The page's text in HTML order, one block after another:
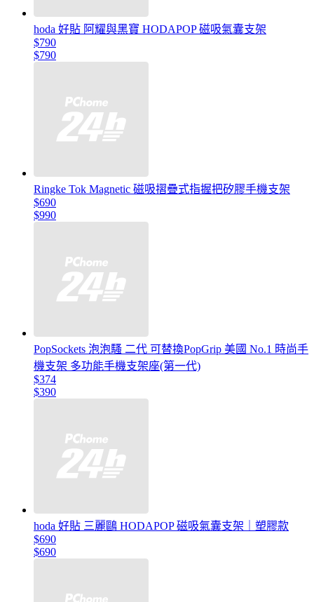
hoda 好貼 阿耀與黑寶 HODAPOP 磁吸氣囊支架
$790
$790
Ringke Tok Magnetic 磁吸摺疊式指握把矽膠手機支架
$690
$990
PopSockets 泡泡騷 二代 可替換PopGrip 美國 No.1 時尚手
機支架 多功能手機支架座(第一代)
$374
$390
hoda 好貼 三麗鷗 HODAPOP 磁吸氣囊支架｜塑膠款
$690
$690